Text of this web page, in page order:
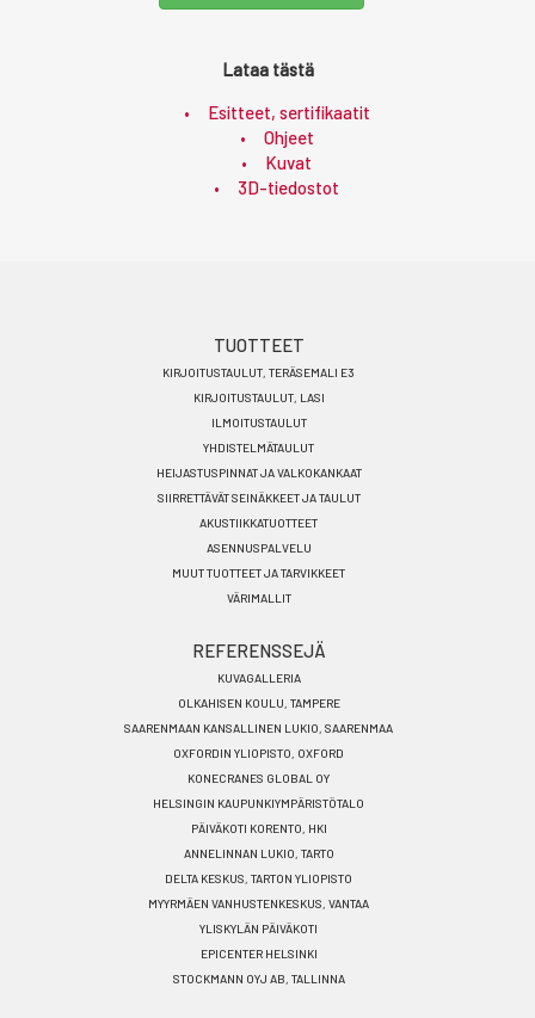
Lataa tästä
Esitteet, sertifikaatit
Ohjeet
Kuvat
3D-tiedostot
TUOTTEET
KIRJOITUSTAULUT, TERÄSEMALI E3
KIRJOITUSTAULUT, LASI
ILMOITUSTAULUT
YHDISTELMÄTAULUT
HEIJASTUSPINNAT JA VALKOKANKAAT
SIIRRETTÄVÄT SEINÄKKEET JA TAULUT
AKUSTIIKKATUOTTEET
ASENNUSPALVELU
MUUT TUOTTEET JA TARVIKKEET
VÄRIMALLIT
REFERENSSEJÄ
KUVAGALLERIA
OLKAHISEN KOULU, TAMPERE
SAARENMAAN KANSALLINEN LUKIO, SAARENMAA
OXFORDIN YLIOPISTO, OXFORD
KONECRANES GLOBAL OY
HELSINGIN KAUPUNKIYMPÄRISTÖTALO
PÄIVÄKOTI KORENTO, HKI
ANNELINNAN LUKIO, TARTO
DELTA KESKUS, TARTON YLIOPISTO
MYYRMÄEN VANHUSTENKESKUS, VANTAA
YLISKYLÄN PÄIVÄKOTI
EPICENTER HELSINKI
STOCKMANN OYJ AB, TALLINNA